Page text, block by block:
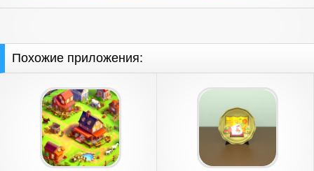
Похожие приложения: